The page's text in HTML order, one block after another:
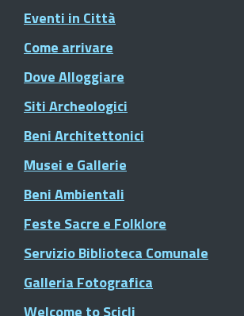
Eventi in Città
Come arrivare
Dove Alloggiare
Siti Archeologici
Beni Architettonici
Musei e Gallerie
Beni Ambientali
Feste Sacre e Folklore
Servizio Biblioteca Comunale
Galleria Fotografica
Welcome to Scicli